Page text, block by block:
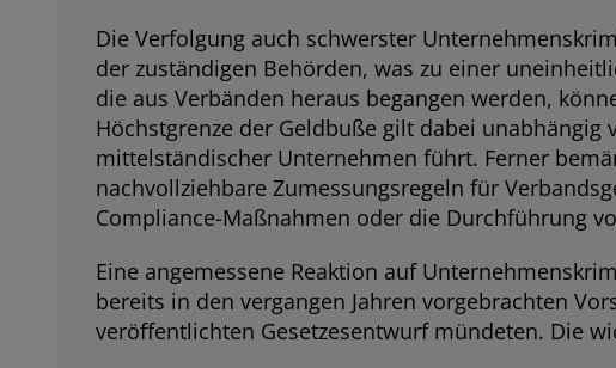
Die Verfolgung auch schwerster
der zuständigen Behörden, was zu einer
die aus Verbänden heraus begangen werden,
Höchstgrenze der Geldbuße gilt dabei unabhängig
mittelständischer Unternehmen führt. Ferner
nachvollziehbare Zumessungsregeln für
Compliance-Maßnahmen oder die Durchführung
Eine angemessene Reaktion auf
bereits in den vergangen Jahren vorgebrachten
veröffentlichten Gesetzesentwurf mündeten. Die